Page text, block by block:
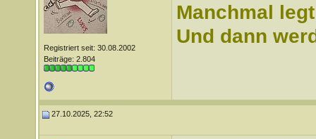
Registriert seit: 30.08.2002
Beiträge: 2.804
Manchmal
Und dann
27.10.2025, 22:52